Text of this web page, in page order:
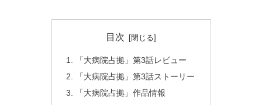
目次
「大病院占拠」第3話レビュー
「大病院占拠」第3話ストーリー
「大病院占拠」作品情報